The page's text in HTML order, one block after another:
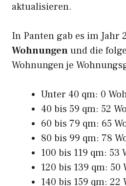
aktualisieren.
In Panten gab es im Jahr
Wohnungenund die
Wohnungen je
Unter 40 qm: 0
40 bis 59 qm: 52
60 bis 79 qm: 65
80 bis 99 qm: 78
100 bis 119 qm: 53
120 bis 139 qm: 50
140 bis 159 qm: 22